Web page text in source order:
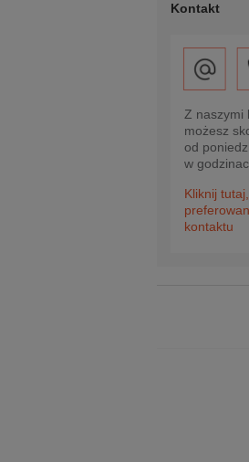
Kontakt
Z naszymi
możesz
od
w
Kliknij
kontaktu